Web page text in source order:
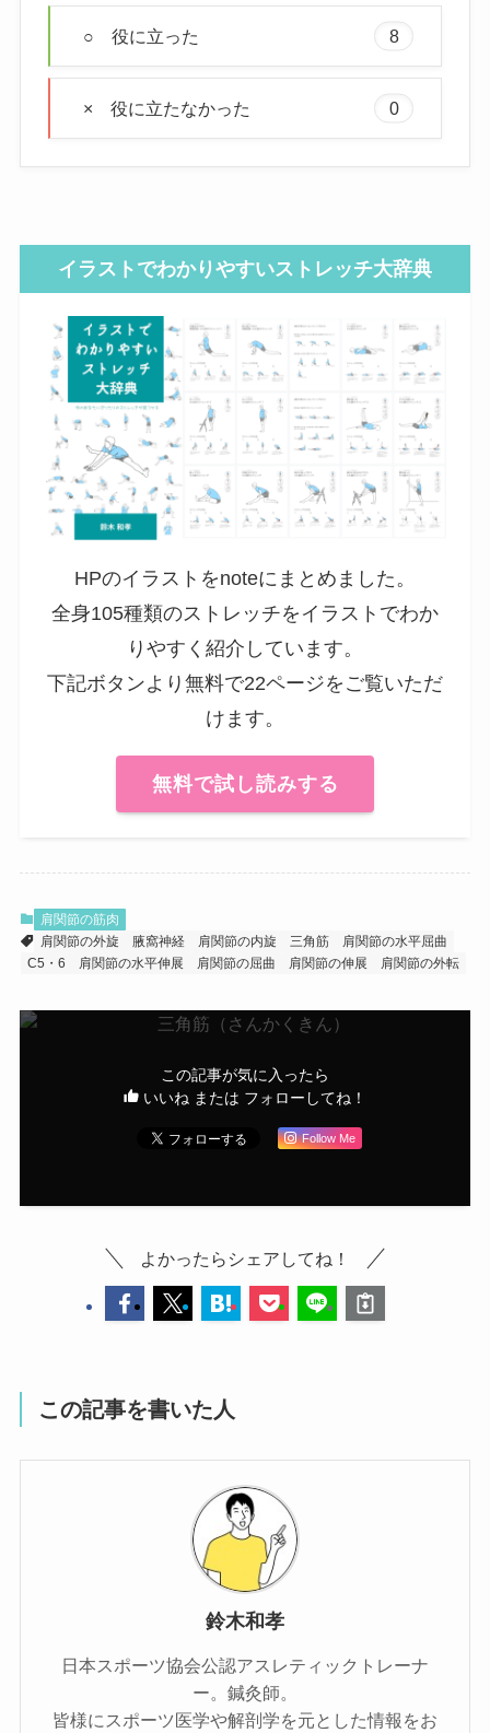
○ 役に立った 8
× 役に立たなかった 0
イラストでわかりやすいストレッチ大辞典
HPのイラストをnoteにまとめました。
全身105種類のストレッチをイラストでわか
りやすく紹介しています。
下記ボタンより無料で22ページをご覧いただ
けます。
無料で試し読みする
肩関節の筋肉
肩関節の外旋
腋窩神経 肩関節の内旋 三角筋
肩関節の水平屈曲
C5・6
肩関節の水平伸展 肩関節の屈曲 肩関節の伸展 肩関節の外転
この記事が気に入ったら
いいね または フォローしてね！
Follow Me
よかったらシェアしてね！
この記事を書いた人
鈴木和孝
日本スポーツ協会公認アスレティックトレーナ
ー。鍼灸師。
皆様にスポーツ医学や解剖学を元とした情報をお